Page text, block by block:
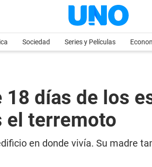
Sociedad Series y Películas
días de los
el terremoto
en donde vivía. Su madre